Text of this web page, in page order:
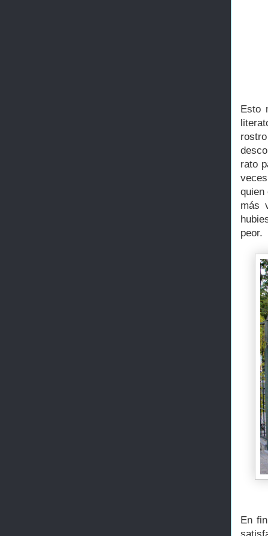
Esto
rato
quien
más
peor.
En